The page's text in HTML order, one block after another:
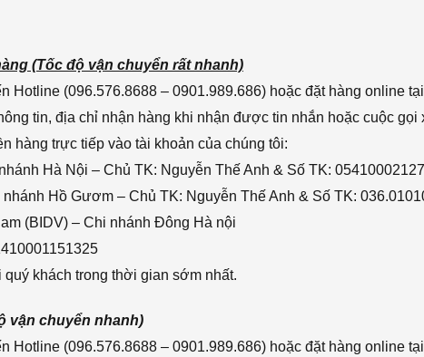
(Tốc độ vận chuyển rất nhanh)
Hotline (096.576.8688 – 0901.989.686) hoặc đặt hàng online
tin, địa chỉ nhận hàng khi nhận được tin nhắn hoặc cuộc gọi
hàng trực tiếp vào tài khoản của chúng tôi:
Hà Nội – Chủ TK: Nguyễn Thế Anh & Số TK:
Hồ Gươm – Chủ TK: Nguyễn Thế Anh & Số TK:
(BIDV) – Chi nhánh Đông Hà nội
khách trong thời gian sớm nhất.
vận chuyển nhanh)
Hotline (096.576.8688 – 0901.989.686) hoặc đặt hàng online